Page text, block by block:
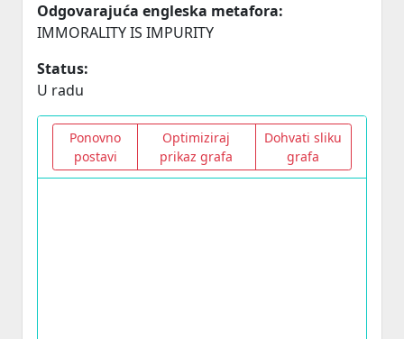
Odgovarajuća engleska metafora:
IMMORALITY IS IMPURITY
Status:
U radu
Ponovno
postavi
Optimiziraj
prikaz grafa
Dohvati sliku
grafa